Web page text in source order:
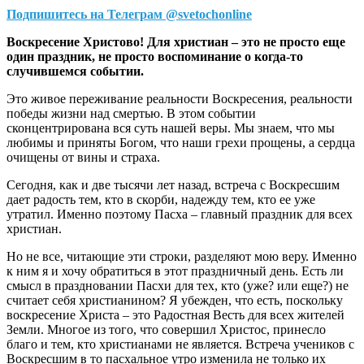
Подпишитесь на Телеграм @svetochonline
Воскресение Христово! Для христиан – это не просто еще
один праздник, не просто воспоминание о когда-то
случившемся событии.
Это живое переживание реальности Воскресения, реальности
победы жизни над смертью. В этом событии
сконцентрирована вся суть нашей веры. Мы знаем, что мы
любимы и приняты Богом, что наши грехи прощены, а сердца
очищены от вины и страха.
Сегодня, как и две тысячи лет назад, встреча с Воскресшим
дает радость тем, кто в скорби, надежду тем, кто ее уже
утратил. Именно поэтому Пасха – главный праздник для всех
христиан.
Но не все, читающие эти строки, разделяют мою веру. Именно
к ним я и хочу обратиться в этот праздничный день. Есть ли
смысл в праздновании Пасхи для тех, кто (уже? или еще?) не
считает себя христианином? Я убежден, что есть, поскольку
воскресение Христа – это Радостная Весть для всех жителей
Земли. Многое из того, что совершил Христос, принесло
благо и тем, кто христианами не является. Встреча учеников с
Воскресшим в то пасхальное утро изменила не только их